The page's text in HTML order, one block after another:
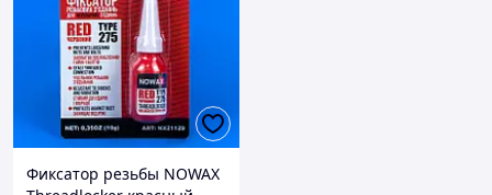
Фиксатор резьбы NOWAX